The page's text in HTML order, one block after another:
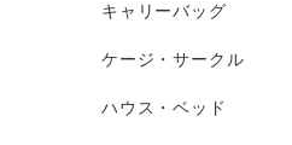
キャリーバッグ
ケージ・サークル
ハウス・ベッド